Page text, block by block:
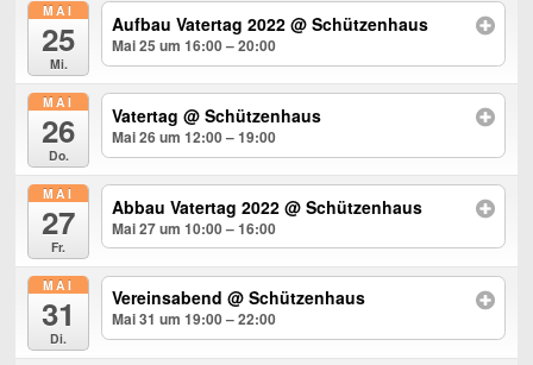
MAI
25
Mi.
Aufbau Vatertag 2022 @ Schützenhaus
Mai 25 um 16:00 – 20:00
MAI
26
Do.
Vatertag @ Schützenhaus
Mai 26 um 12:00 – 19:00
MAI
27
Fr.
Abbau Vatertag 2022 @ Schützenhaus
Mai 27 um 10:00 – 16:00
MAI
31
Di.
Vereinsabend @ Schützenhaus
Mai 31 um 19:00 – 22:00